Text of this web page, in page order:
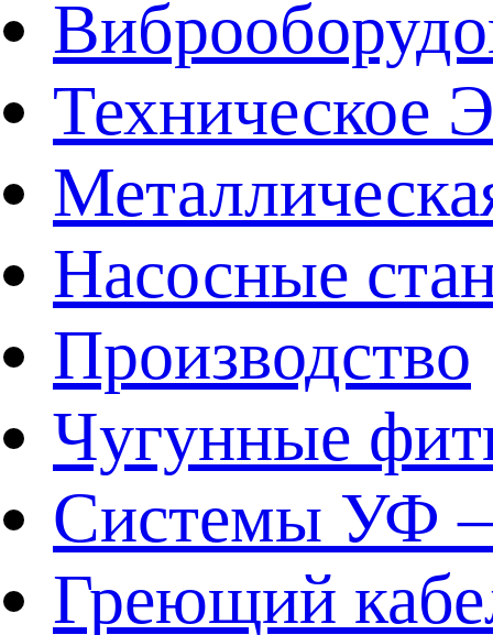
Техническое
Насосные
Производство
Чугунные
Системы УФ –
Греющий